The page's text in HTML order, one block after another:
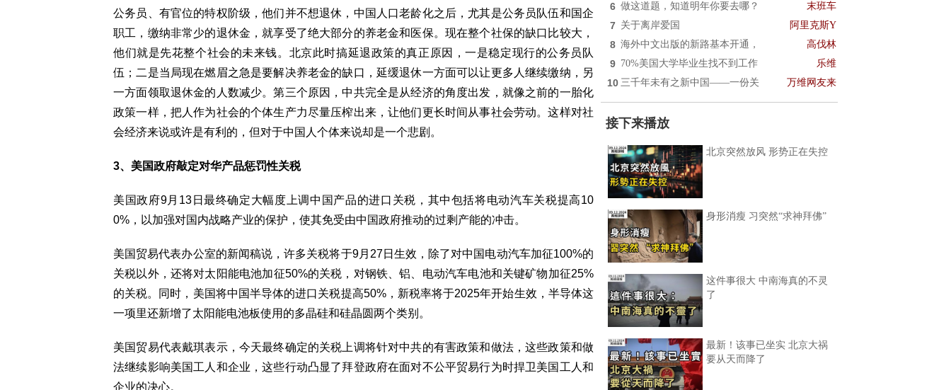
公务员、有官位的特权阶级，他们并不想退休，中国人口老龄化之后，尤其是公务员队伍和国企
职工，缴纳非常少的退休金，就享受了绝大部分的养老金和医保。现在整个社保的缺口比较大，
他们就是先花整个社会的未来钱。北京此时搞延退政策的真正原因，一是稳定现行的公务员队
伍；二是当局现在燃眉之急是要解决养老金的缺口，延缓退休一方面可以让更多人继续缴纳，另
一方面领取退休金的人数减少。第三个原因，中共完全是从经济的角度出发，就像之前的一胎化
政策一样，把人作为社会的个体生产力尽量压榨出来，让他们更长时间从事社会劳动。这样对社
会经济来说或许是有利的，但对于中国人个体来说却是一个悲剧。
3、美国政府敲定对华产品惩罚性关税
美国政府9月13日最终确定大幅度上调中国产品的进口关税，其中包括将电动汽车关税提高10
0%，以加强对国内战略产业的保护，使其免受由中国政府推动的过剩产能的冲击。
美国贸易代表办公室的新闻稿说，许多关税将于9月27日生效，除了对中国电动汽车加征100%的
关税以外，还将对太阳能电池加征50%的关税，对钢铁、铝、电动汽车电池和关键矿物加征25%
的关税。同时，美国将中国半导体的进口关税提高50%，新税率将于2025年开始生效，半导体这
一项里还新增了太阳能电池板使用的多晶硅和硅晶圆两个类别。
美国贸易代表戴琪表示，今天最终确定的关税上调将针对中共的有害政策和做法，这些政策和做
法继续影响美国工人和企业，这些行动凸显了拜登政府在面对不公平贸易行为时捍卫美国工人和
企业的决心。
6 做这道题，知道明年你要去哪？ 末班车
7 关于离岸爱国 阿里克斯Y
8 海外中文出版的新路基本开通， 高伐林
9 70%美国大学毕业生找不到工作 乐维
10 三千年未有之新中国——一份关 万维网友来
接下来播放
北京突然放风 形势正在失控
身形消瘦 习突然“求神拜佛”
这件事很大 中南海真的不灵
了
最新！该事已坐实 北京大祸
要从天而降了